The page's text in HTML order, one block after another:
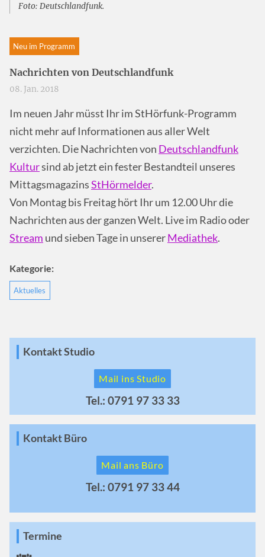
Foto: Deutschlandfunk.
Neu im Programm
Nachrichten von Deutschlandfunk
08. Jan. 2018
Im neuen Jahr müsst Ihr im StHörfunk-Programm
nicht mehr auf Informationen aus aller Welt
verzichten. Die Nachrichten von Deutschlandfunk
Kultursind ab jetzt ein fester Bestandteil unseres
MittagsmagazinsStHörmelder.
Von Montag bis Freitag hört Ihr um 12.00 Uhr die
Nachrichten aus der ganzen Welt. Live im Radio oder
Stream und sieben Tage in unsererMediathek.
Kategorie:
Aktuelles
Kontakt Studio
Mail ins Studio
Tel.: 0791 97 33 33
Kontakt Büro
Mail ans Büro
Tel.: 0791 97 33 44
Termine